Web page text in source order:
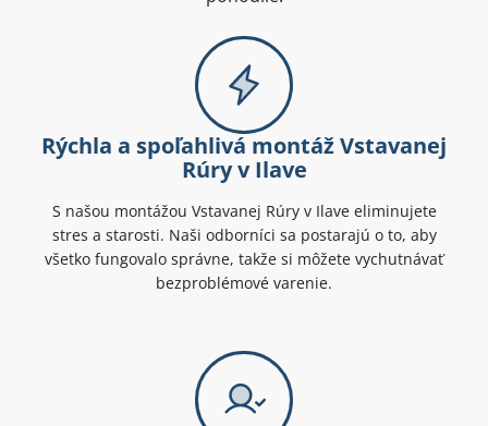
Rýchla a spoľahlivá montáž Vstavanej
Rúry v Ilave
S našou montážou Vstavanej Rúry v Ilave eliminujete
stres a starosti. Naši odborníci sa postarajú o to, aby
všetko fungovalo správne, takže si môžete vychutnávať
bezproblémové varenie.